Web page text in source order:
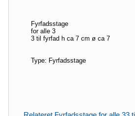
Fyrfadsstage
for alle 3
3 til fyrfad h ca 7 cm ø ca 7
Type: Fyrfadsstage